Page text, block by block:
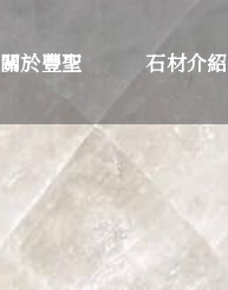
關於豐聖 石材介紹